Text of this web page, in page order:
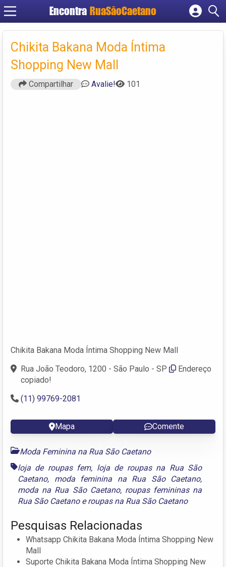
Encontra RuaSãoCaetano
Cadastrar empresa
Fazer login
Criar conta
Chikita Bakana Moda Íntima
Shopping New Mall
Compartilhar Avalie! 101
Chikita Bakana Moda Íntima Shopping New Mall
Rua João Teodoro, 1200 - São Paulo - SP
Endereço
copiado!
(11) 99769-2081
Mapa Comente
Moda Feminina na Rua São Caetano
loja de roupas fem, loja de roupas na Rua São
Caetano, moda feminina na Rua São Caetano,
moda na Rua São Caetano, roupas femininas na
Rua São Caetanoeroupas na Rua São Caetano
Pesquisas Relacionadas
Whatsapp Chikita Bakana Moda Íntima Shopping New
Mall
Suporte Chikita Bakana Moda Íntima Shopping New